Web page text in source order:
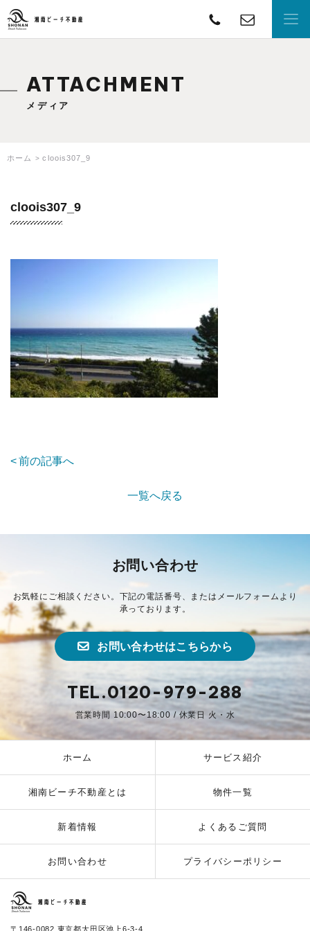
湘南ビーチ不動産
ATTACHMENT
メディア
ホーム cloois307_9
cloois307_9
前の記事へ
一覧へ戻る
お問い合わせ
お気軽にご相談ください。下記の電話番号、またはメールフォームより
承っております。
お問い合わせはこちらから
TEL.0120-979-288
営業時間 10:00〜18:00 / 休業日 火・水
〒146-0082 東京都大田区池上6-3-4
ホーム サービス紹介
湘南ビーチ不動産とは 物件一覧
新着情報 よくあるご質問
お問い合わせ プライバシーポリシー